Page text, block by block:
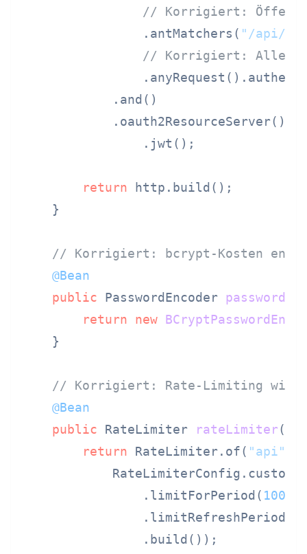
// Korrigiert:
                .antMatchers(
"/api/
// Korrigiert: Alle
            .and()
            .oauth2ResourceServer()
                .jwt();
return http.build();
    }
// Korrigiert: bcrypt-Kosten
@Bean
public PasswordEncoder
return
new
    }
// Korrigiert: Rate-Limiting wie
@Bean
public RateLimiter rateLimiter()
return RateLimiter.of( "api"
                .limitForPeriod(
100
                .build());